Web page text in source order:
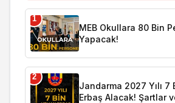
1
MEB Okullara 80 Bin
Yapacak!
2
Jandarma 2027 Yılı 7
Erbaş Alacak! Şartlar